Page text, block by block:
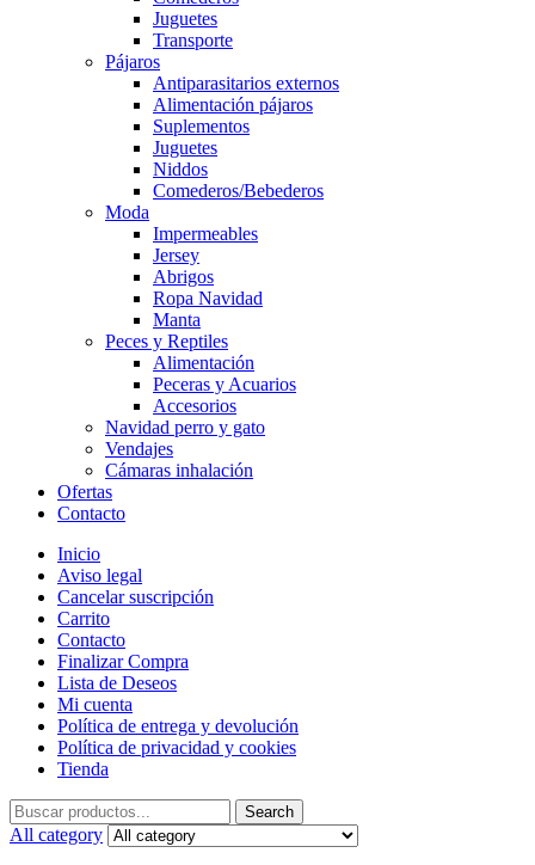
Juguetes
Transporte
Pájaros
Antiparasitarios externos
Alimentación pájaros
Suplementos
Juguetes
Niddos
Comederos/Bebederos
Moda
Impermeables
Jersey
Abrigos
Ropa Navidad
Manta
Peces y Reptiles
Alimentación
Peceras y Acuarios
Accesorios
Navidad perro y gato
Vendajes
Cámaras inhalación
Ofertas
Contacto
Inicio
Aviso legal
Cancelar suscripción
Carrito
Contacto
Finalizar Compra
Lista de Deseos
Mi cuenta
Política de entrega y devolución
Política de privacidad y cookies
Tienda
Search
for:
Search
All category